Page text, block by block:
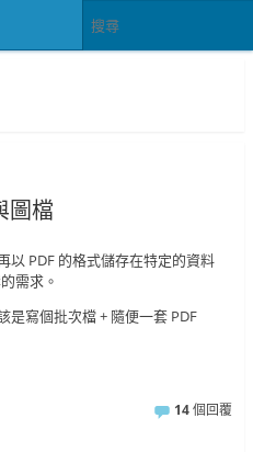
圖檔
以 PDF 的格式儲存在特定的資料
需求。
是寫個批次檔 + 隨便一套 PDF
14個回覆